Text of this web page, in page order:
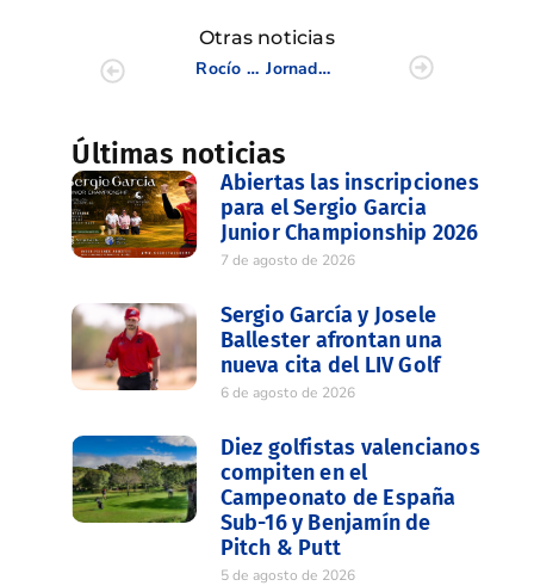
Otras noticias
Rocío Tejedo se hace con el liderato en Alicante Golf
Jornada 3 Campeonato de España Sub-16 Masculino
Últimas noticias
Abiertas las inscripciones
para el Sergio Garcia
Junior Championship 2026
7 de agosto de 2026
Sergio García y Josele
Ballester afrontan una
nueva cita del LIV Golf
6 de agosto de 2026
Diez golfistas valencianos
compiten en el
Campeonato de España
Sub-16 y Benjamín de
Pitch & Putt
5 de agosto de 2026